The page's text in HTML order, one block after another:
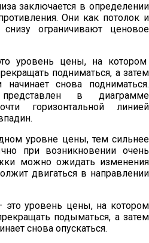
заключается в определении
Они как потолок и
ограничивают ценовое
уровень цены, на котором
подниматься, а затем
снова подниматься.
в диаграмме
горизонтальной линией
уровне цены, тем сильнее
при возникновении очень
можно ожидать изменения
двигаться в направлении
это уровень цены, на котором
подыматься, а затем
снова опускаться.